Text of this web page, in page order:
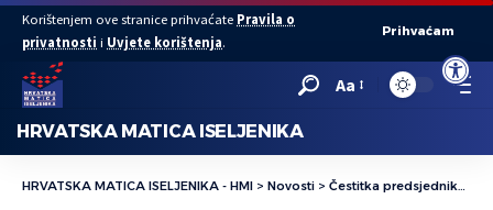
Open
Korištenjem ove stranice prihvaćate Pravila o
privatnosti i Uvjete korištenja.
Prihvaćam
Aa
HRVATSKA MATICA ISELJENIKA
HRVATSKA MATICA ISELJENIKA - HMI > Novosti > Čestitka predsjednika Josipovića u prigodi Dana neovisnosti 8. listopada